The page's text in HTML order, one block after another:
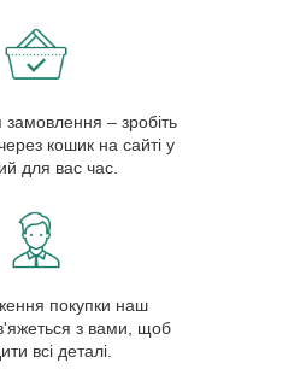
– зробіть
кошик на сайті у
для вас час.
покупки наш
з вами, щоб
всі деталі.